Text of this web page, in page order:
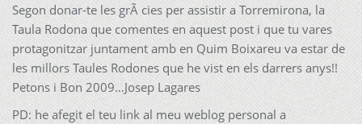
Segon donar-te les grÃ cies per assistir a Torremirona, la
Taula Rodona que comentes en aquest post i que tu vares
protagonitzar juntament amb en Quim Boixareu va estar de
les millors Taules Rodones que he vist en els darrers anys!!
Petons i Bon 2009…Josep Lagares
PD: he afegit el teu link al meu weblog personal a